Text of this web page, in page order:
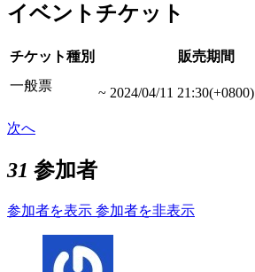
イベントチケット
チケット種別 販売期間
一般票
~ 2024/04/11 21:30(+0800)
次へ
31 参加者
参加者を表示 参加者を非表示